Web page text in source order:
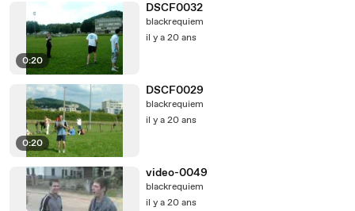
0:20
DSCF0032
blackrequiem
il y a 20 ans
0:20
DSCF0029
blackrequiem
il y a 20 ans
video-0049
blackrequiem
il y a 20 ans